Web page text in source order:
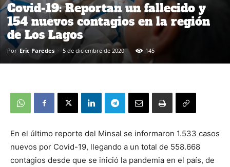
Covid-19: Reportan un fallecido y
154 nuevos contagios en la región
de Los Lagos
Por Eric Paredes - 5 de diciembre de 2020 145
En el último reporte del Minsal se informaron 1.533 casos
nuevos por Covid-19, llegando a un total de 558.668
contagios desde que se inició la pandemia en el país, de